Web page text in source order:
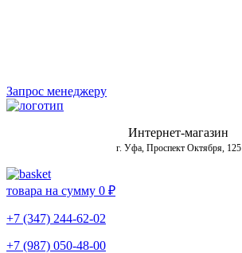
Запрос менеджеру
Интернет-магазин
г. Уфа, Проспект Октября, 125
товара на сумму 0 ₽
+7 (347) 244-62-02
+7 (987) 050-48-00